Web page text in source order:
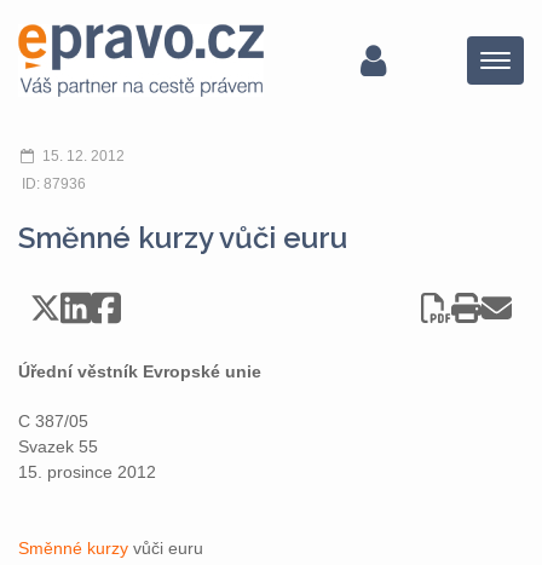
Menu
15. 12. 2012
ID: 87936
Směnné kurzy vůči euru
Úřední věstník Evropské unie
C 387/05
Svazek 55
15. prosince 2012
Směnné kurzy vůči euru